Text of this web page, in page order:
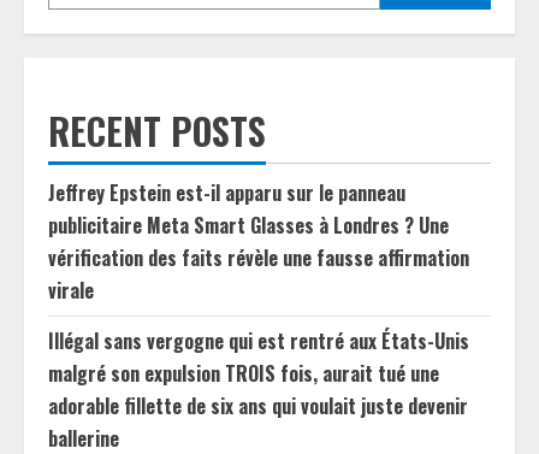
RECENT POSTS
Jeffrey Epstein est-il apparu sur le panneau
publicitaire Meta Smart Glasses à Londres ? Une
vérification des faits révèle une fausse affirmation
virale
Illégal sans vergogne qui est rentré aux États-Unis
malgré son expulsion TROIS fois, aurait tué une
adorable fillette de six ans qui voulait juste devenir
ballerine